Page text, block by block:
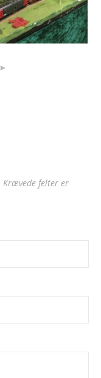
►
Krævede felter er